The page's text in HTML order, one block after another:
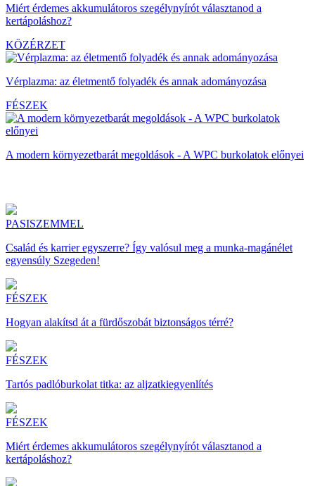
Miért érdemes akkumulátoros szegélynyírót választanod a
kertápoláshoz?
KÖZÉRZET
Vérplazma: az életmentő folyadék és annak adományozása
FÉSZEK
A modern környezetbarát megoldások - A WPC burkolatok előnyei
PASISZEMMEL
Család és karrier egyszerre? Így valósul meg a munka-magánélet
egyensúly Szegeden!
FÉSZEK
Hogyan alakítsd át a fürdőszobát biztonságos térré?
FÉSZEK
Tartós padlóburkolat titka: az aljzatkiegyenlítés
FÉSZEK
Miért érdemes akkumulátoros szegélynyírót választanod a
kertápoláshoz?